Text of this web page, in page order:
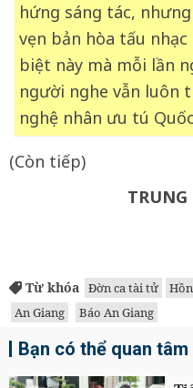
hứng sáng tác,
vẹn bản hòa tấu
biệt này mà mỗi lần
người nghe vẫn luôn
nghệ nhân ưu tú
(Còn tiếp)
Từ khóa Đờn ca tài tử
An Giang
Báo An Giang
Bạn có thể quan tâm